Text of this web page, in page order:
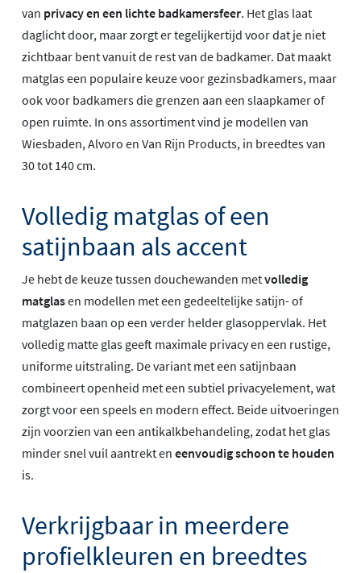
van privacy en een lichte badkamersfeer. Het glas laat
daglicht door, maar zorgt er tegelijkertijd voor dat je niet
zichtbaar bent vanuit de rest van de badkamer. Dat maakt
matglas een populaire keuze voor gezinsbadkamers, maar
ook voor badkamers die grenzen aan een slaapkamer of
open ruimte. In ons assortiment vind je modellen van
Wiesbaden, Alvoro en Van Rijn Products, in breedtes van
30 tot 140 cm.
Volledig matglas of een
satijnbaan als accent
Je hebt de keuze tussen douchewanden metvolledig
matglasen modellen met een gedeeltelijke satijn- of
matglazen baan op een verder helder glasoppervlak. Het
volledig matte glas geeft maximale privacy en een rustige,
uniforme uitstraling. De variant met een satijnbaan
combineert openheid met een subtiel privacyelement, wat
zorgt voor een speels en modern effect. Beide uitvoeringen
zijn voorzien van een antikalkbehandeling, zodat het glas
minder snel vuil aantrekt en eenvoudig schoon te houden
is.
Verkrijgbaar in meerdere
profielkleuren en breedtes